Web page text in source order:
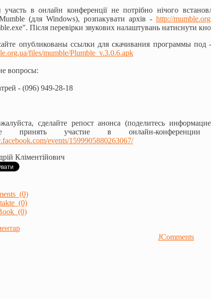
в онлайн конференції не потрібно нічого
(для Windows), розпакувати архів - http://mumble.o
Після перевірки звукових налаштувань натиснути
опубликованы ссылки для скачивания программы
files/mumble/Plumble_v.3.0.6.apk
вопросы:
- (096) 949-28-18
сделайте репост анонса (поделитесь
принять участие в онлайн-
events/1599905880263067/
Кліментійович
(0)
(0)
(0)
JComments